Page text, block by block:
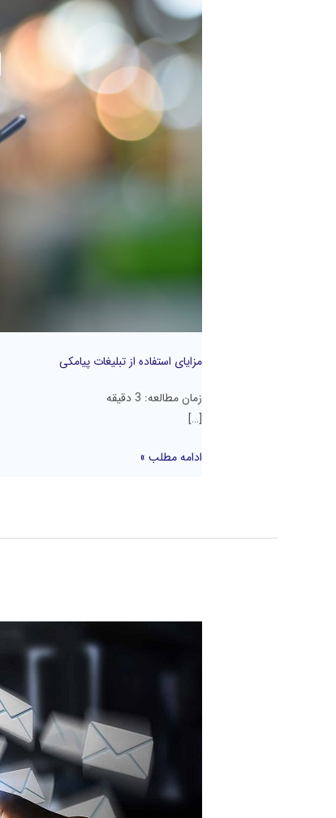
مزایای استفاده از تبلیغات پیامکی
زمان مطالعه: 3 دقیقه
[…]
استفاده
از
تبلیغات
پیامکی
ادامه مطلب »